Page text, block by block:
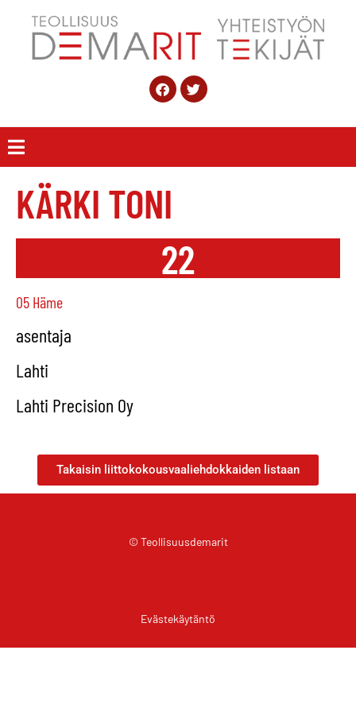
KÄRKI TONI
22
05 Häme
asentaja
Lahti
Lahti Precision Oy
Takaisin liittokokousvaaliehdokkaiden listaan
© Teollisuusdemarit
Evästekäytäntö